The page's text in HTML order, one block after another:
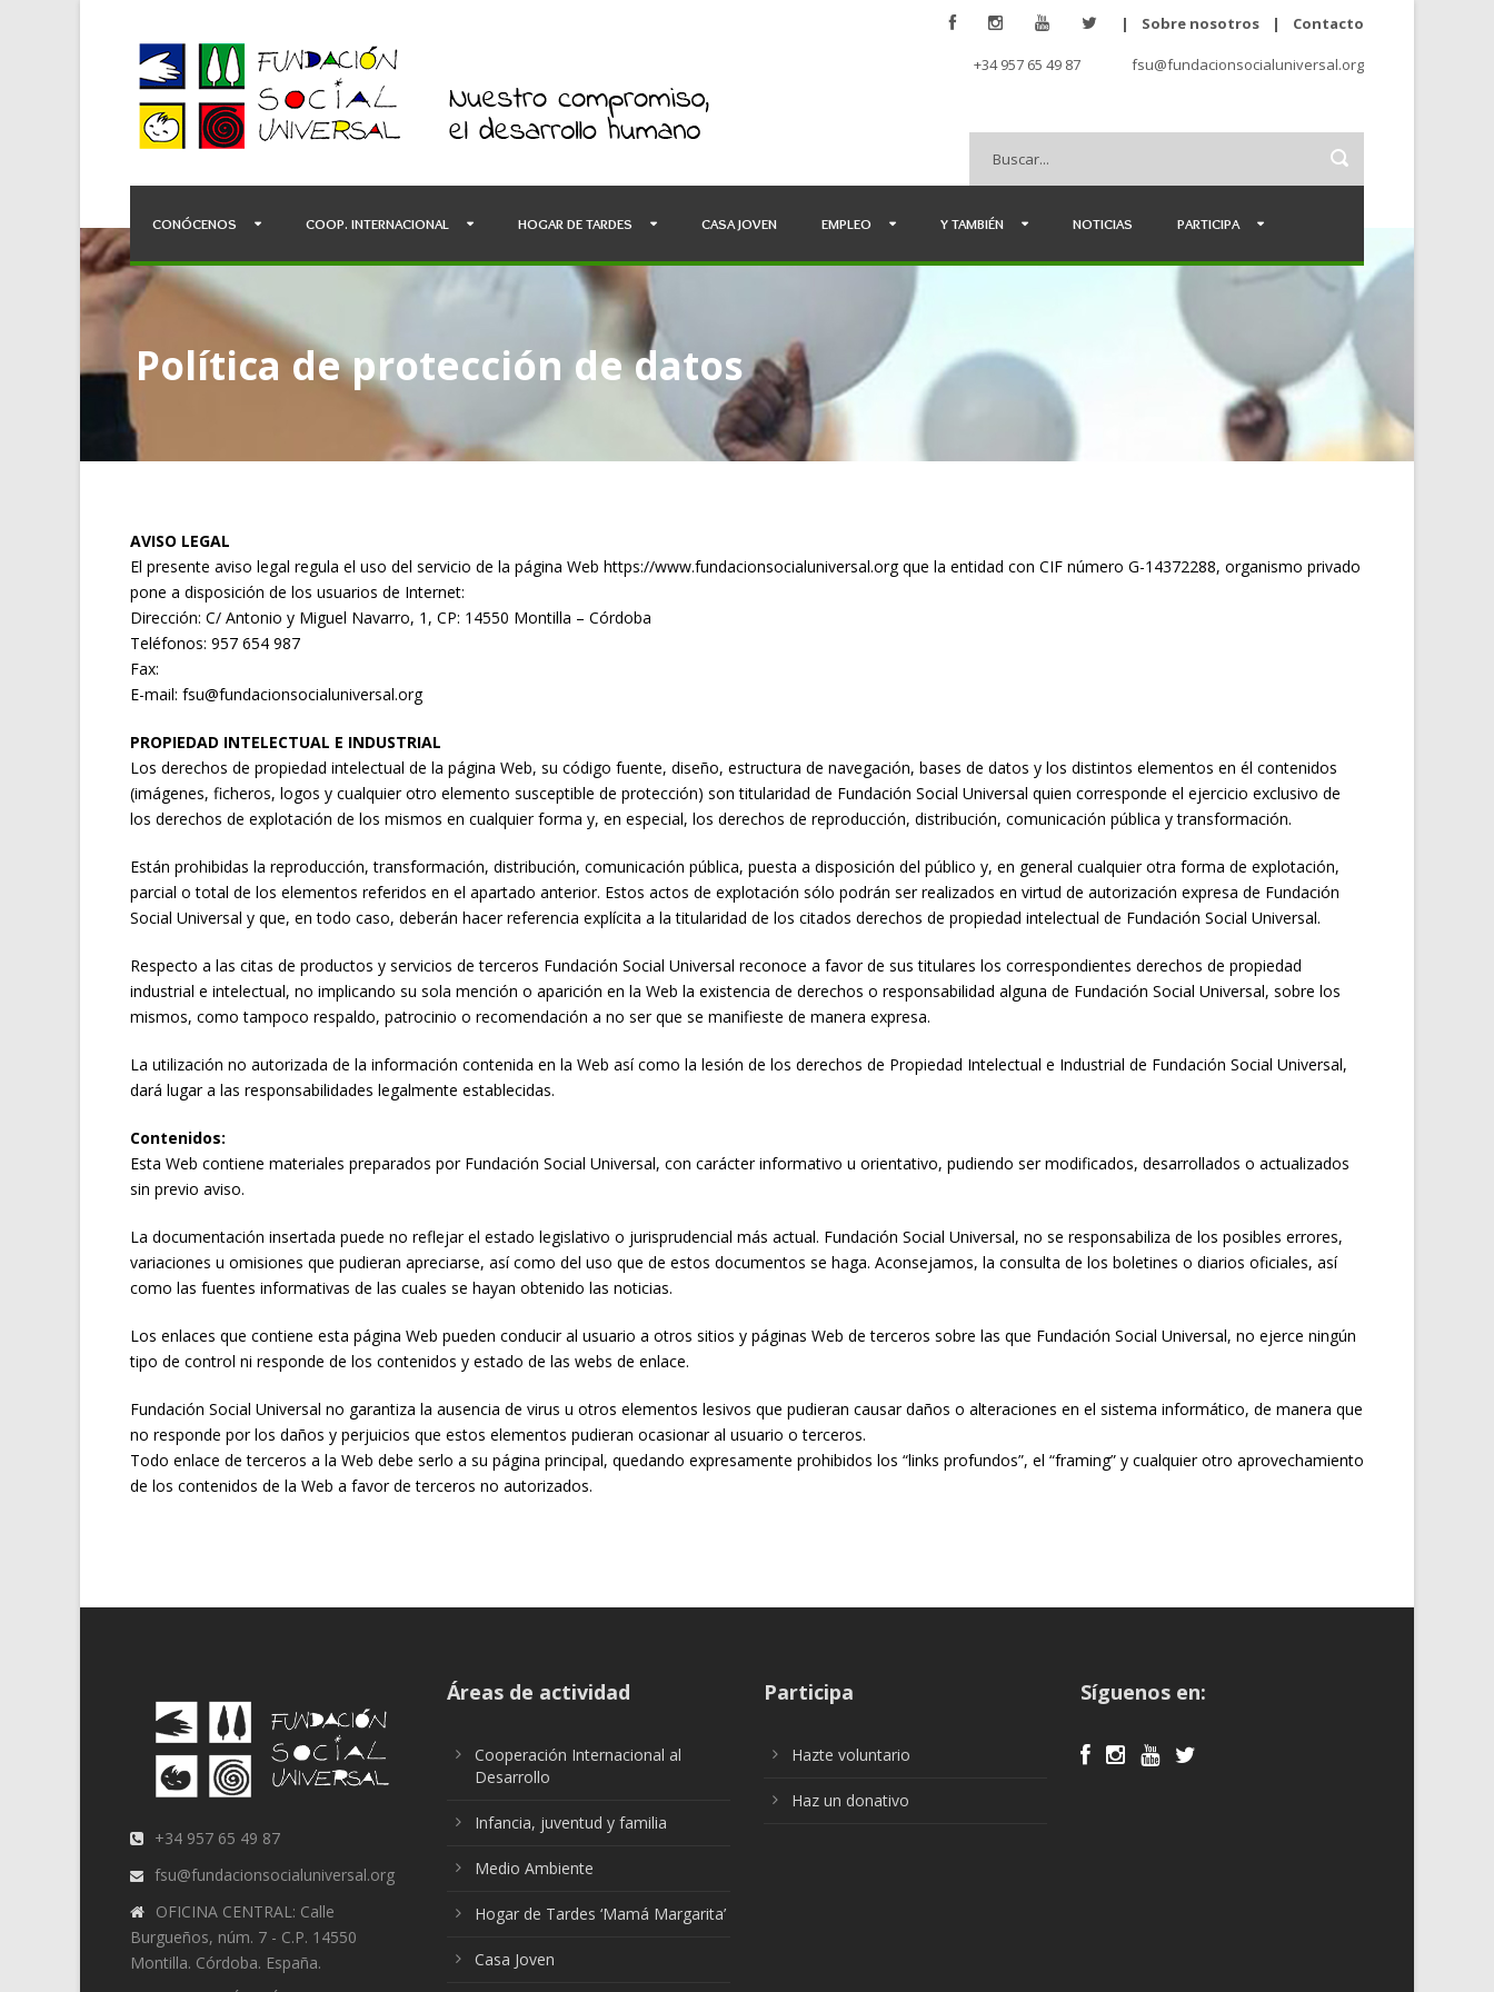
| Sobre nosotros | Contacto
+34 957 65 49 87 fsu@fundacionsocialuniversal.org
CONÓCENOS COOP. INTERNACIONAL HOGAR DE TARDES CASA JOVEN EMPLEO Y TAMBIÉN NOTICIAS PARTICIPA
Política de protección de datos
AVISO LEGAL
El presente aviso legal regula el uso del servicio de la página Web https://www.fundacionsocialuniversal.org que la entidad con CIF número G-14372288, organismo privado
pone a disposición de los usuarios de Internet:
Dirección: C/ Antonio y Miguel Navarro, 1, CP: 14550 Montilla – Córdoba
Teléfonos: 957 654 987
Fax:
E-mail: fsu@fundacionsocialuniversal.org
PROPIEDAD INTELECTUAL E INDUSTRIAL
Los derechos de propiedad intelectual de la página Web, su código fuente, diseño, estructura de navegación, bases de datos y los distintos elementos en él contenidos
(imágenes, ficheros, logos y cualquier otro elemento susceptible de protección) son titularidad de Fundación Social Universal quien corresponde el ejercicio exclusivo de
los derechos de explotación de los mismos en cualquier forma y, en especial, los derechos de reproducción, distribución, comunicación pública y transformación.
Están prohibidas la reproducción, transformación, distribución, comunicación pública, puesta a disposición del público y, en general cualquier otra forma de explotación,
parcial o total de los elementos referidos en el apartado anterior. Estos actos de explotación sólo podrán ser realizados en virtud de autorización expresa de Fundación
Social Universal y que, en todo caso, deberán hacer referencia explícita a la titularidad de los citados derechos de propiedad intelectual de Fundación Social Universal.
Respecto a las citas de productos y servicios de terceros Fundación Social Universal reconoce a favor de sus titulares los correspondientes derechos de propiedad
industrial e intelectual, no implicando su sola mención o aparición en la Web la existencia de derechos o responsabilidad alguna de Fundación Social Universal, sobre los
mismos, como tampoco respaldo, patrocinio o recomendación a no ser que se manifieste de manera expresa.
La utilización no autorizada de la información contenida en la Web así como la lesión de los derechos de Propiedad Intelectual e Industrial de Fundación Social Universal,
dará lugar a las responsabilidades legalmente establecidas.
Contenidos:
Esta Web contiene materiales preparados por Fundación Social Universal, con carácter informativo u orientativo, pudiendo ser modificados, desarrollados o actualizados
sin previo aviso.
La documentación insertada puede no reflejar el estado legislativo o jurisprudencial más actual. Fundación Social Universal, no se responsabiliza de los posibles errores,
variaciones u omisiones que pudieran apreciarse, así como del uso que de estos documentos se haga. Aconsejamos, la consulta de los boletines o diarios oficiales, así
como las fuentes informativas de las cuales se hayan obtenido las noticias.
Los enlaces que contiene esta página Web pueden conducir al usuario a otros sitios y páginas Web de terceros sobre las que Fundación Social Universal, no ejerce ningún
tipo de control ni responde de los contenidos y estado de las webs de enlace.
Fundación Social Universal no garantiza la ausencia de virus u otros elementos lesivos que pudieran causar daños o alteraciones en el sistema informático, de manera que
no responde por los daños y perjuicios que estos elementos pudieran ocasionar al usuario o terceros.
Todo enlace de terceros a la Web debe serlo a su página principal, quedando expresamente prohibidos los “links profundos”, el “framing” y cualquier otro aprovechamiento
de los contenidos de la Web a favor de terceros no autorizados.
+34 957 65 49 87
fsu@fundacionsocialuniversal.org
OFICINA CENTRAL: Calle
Burgueños, núm. 7 - C.P. 14550
Montilla. Córdoba. España.
Áreas de actividad
Cooperación Internacional al
Desarrollo
Infancia, juventud y familia
Medio Ambiente
Hogar de Tardes ‘Mamá Margarita’
Casa Joven
Participa
Hazte voluntario
Haz un donativo
Síguenos en: